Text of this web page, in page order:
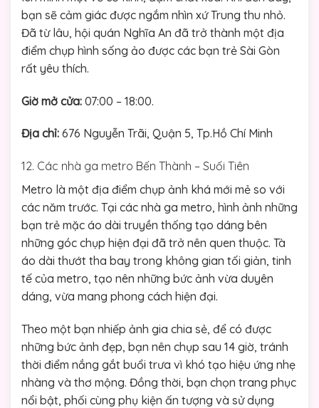
bạn sẽ cảm giác được ngắm nhìn xứ Trung thu nhỏ.
Đã từ lâu, hội quán Nghĩa An đã trở thành một địa
điểm chụp hình sống ảo được các bạn trẻ Sài Gòn
rất yêu thích.
Giờ mở cửa: 07:00 – 18:00.
Địa chỉ: 676 Nguyễn Trãi, Quận 5, Tp.Hồ Chí Minh
12. Các nhà ga metro Bến Thành – Suối Tiên
Metro là một địa điểm chụp ảnh khá mới mẻ so với
các năm trước. Tại các nhà ga metro, hình ảnh những
bạn trẻ mặc áo dài truyền thống tạo dáng bên
những góc chụp hiện đại đã trở nên quen thuộc. Tà
áo dài thướt tha bay trong không gian tối giản, tinh
tế của metro, tạo nên những bức ảnh vừa duyên
dáng, vừa mang phong cách hiện đại.
Theo một bạn nhiếp ảnh gia chia sẻ, để có được
những bức ảnh đẹp, bạn nên chụp sau 14 giờ, tránh
thời điểm nắng gắt buổi trưa vì khó tạo hiệu ứng nhẹ
nhàng và thơ mộng. Đồng thời, bạn chọn trang phục
nổi bật, phối cùng phụ kiện ấn tượng và sử dụng